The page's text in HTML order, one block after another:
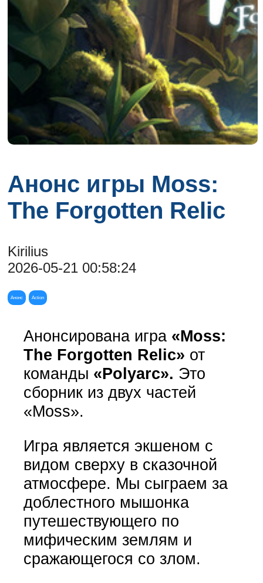
Анонс игры Moss:
The Forgotten Relic
Kirilius
2026-05-21 00:58:24
Анонс Action
Анонсирована игра«Moss:
The Forgotten Relic» от
команды «Polyarc». Это
сборник из двух частей
«Moss».
Игра является экшеном с
видом сверху в сказочной
атмосфере. Мы сыграем за
доблестного мышонка
путешествующего по
мифическим землям и
сражающегося со злом.